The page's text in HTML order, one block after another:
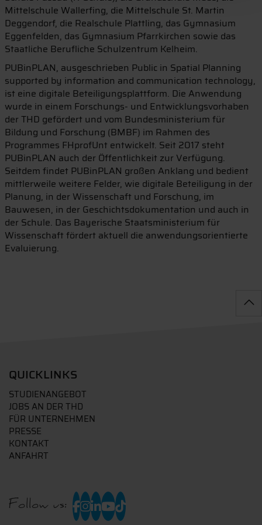
Mittelschule Wallerfing, die Mittelschule St. Martin
Deggendorf, die Realschule Plattling, das Gymnasium
Eggenfelden, das Gymnasium Pfarrkirchen sowie das
Staatliche Berufliche Schulzentrum Kelheim.
PUBinPLAN, ausgeschrieben Public in Spatial Planning
supported by information and communication technology,
ist eine digitale Beteiligungsplattform. Die Anwendung
wurde in einem Forschungs- und Entwicklungsvorhaben
der THD gefördert und vom Bundesministerium für
Bildung und Forschung (BMBF) im Rahmen des
Programmes FHprofUnt entwickelt. Seit 2017 steht
PUBinPLAN auch der Öffentlichkeit zur Verfügung.
Seitdem findet PUBinPLAN großen Anklang und bedient
mittlerweile weitere Felder, wie digitale Beteiligung in der
Planung, in der Wissenschaft und Forschung, im
Bauwesen, in der Geschichtsdokumentation und auch in
der Schule. Das Bayerische Staatsministerium für
Wissenschaft fördert aktuell die anwendungsorientierte
Evaluierung.
QUICKLINKS
STUDIENANGEBOT
JOBS AN DER THD
FÜR UNTERNEHMEN
PRESSE
KONTAKT
ANFAHRT
Follow us: